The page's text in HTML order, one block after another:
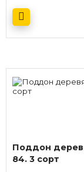
Поддон
84. 3 сорт